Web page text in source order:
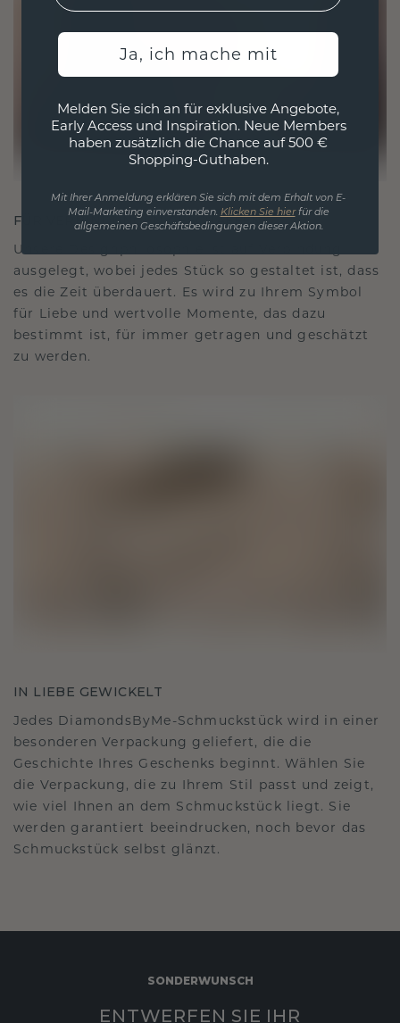
FÜR VERBINDUNGEN GESCHAFFEN
Unsere Designphilosophie ist auf Verbindung
ausgelegt, wobei jedes Stück so gestaltet ist, dass
es die Zeit überdauert. Es wird zu Ihrem Symbol
für Liebe und wertvolle Momente, das dazu
bestimmt ist, für immer getragen und geschätzt
zu werden.
IN LIEBE GEWICKELT
Jedes DiamondsByMe-Schmuckstück wird in einer
besonderen Verpackung geliefert, die die
Geschichte Ihres Geschenks beginnt. Wählen Sie
die Verpackung, die zu Ihrem Stil passt und zeigt,
wie viel Ihnen an dem Schmuckstück liegt. Sie
werden garantiert beeindrucken, noch bevor das
Schmuckstück selbst glänzt.
SONDERWUNSCH
ENTWERFEN SIE IHR
Ja, ich mache mit
Melden Sie sich an für exklusive Angebote,
Early Access und Inspiration. Neue Members
haben zusätzlich die Chance auf 500 €
Shopping-Guthaben.
Mit Ihrer Anmeldung erklären Sie sich mit dem Erhalt von E-
Mail-Marketing einverstanden. Klicken Sie hierfür die
allgemeinen Geschäftsbedingungen dieser Aktion.